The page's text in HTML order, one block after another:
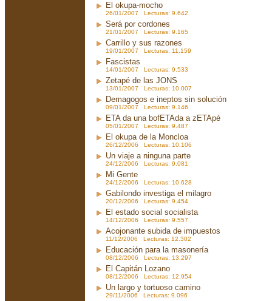
El okupa-mocho
26/01/2007 Lecturas: 9.642
Será por cordones
21/01/2007 Lecturas: 9.165
Carrillo y sus razones
19/01/2007 Lecturas: 11.159
Fascistas
14/01/2007 Lecturas: 9.533
Zetapé de las JONS
13/01/2007 Lecturas: 10.007
Demagogos e ineptos sin solución
09/01/2007 Lecturas: 9.146
ETA da una bofETAda a zETApé
05/01/2007 Lecturas: 9.487
El okupa de la Moncloa
26/12/2006 Lecturas: 10.106
Un viaje a ninguna parte
24/12/2006 Lecturas: 9.081
Mi Gente
24/12/2006 Lecturas: 10.628
Gabilondo investiga el milagro
20/12/2006 Lecturas: 9.454
El estado social socialista
14/12/2006 Lecturas: 9.557
Acojonante subida de impuestos
11/12/2006 Lecturas: 12.302
Educación para la masonería
08/12/2006 Lecturas: 13.297
El Capitán Lozano
08/12/2006 Lecturas: 12.954
Un largo y tortuoso camino
29/11/2006 Lecturas: 9.096